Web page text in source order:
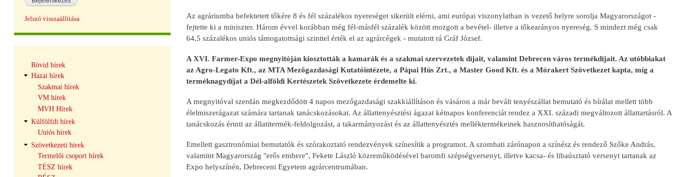
Az agráriumba befektetett tőkére 8 és fél százalékos nyereséget sikerült elérni, ami európai viszonylatban is vezető helyre sorolja Magyarországot -
fejtette ki a miniszter. Három évvel korábban még fél-másfél százalék között mozgott a bevétel- illetve a tőkearányos nyereség. S mindezt még csak
64,5 százalékos uniós támogatottsági szinttel érték el az agrárcégek - mutatott rá Gráf József.
A XVI. Farmer-Expo megnyitóján kiosztották a kamarák és a szakmai szervezetek díjait, valamint Debrecen város termékdíjait. Az utóbbiakat
az Agro-Legato Kft., az MTA Mezőgazdasági Kutatóintézete, a Pápai Hús Zrt., a Master Good Kft. és a Mórakert Szövetkezet kapta, míg a
terméknagydíjat a Dél-alföldi Kertészetek Szövetkezete érdemelte ki.
A megnyitóval szerdán megkezdődött 4 napos mezőgazdasági szakkiállításon és vásáron a már bevált tenyészállat bemutató és bírálat mellett több
élelmiszerágazat számára tartanak tanácskozásokat. Az állattenyésztési ágazat kétnapos konferenciát rendez a XXI. századi megváltozott állattartásról. A
tanácskozás érinti az állatitermék-feldolgozást, a takarmányozást és az állattenyésztés melléktermékeinek hasznosíthatóságát.
Emellett gasztronómiai bemutatók és szórakoztató rendezvények színesítik a programot. A szombati zárónapon a színész és rendező Szőke András,
valamint Magyarország "erős embere", Fekete László közreműködésével baromfi szépségversenyt, illetve kacsa- és libaúsztató versenyt tartanak az
Expo helyszínén, Debreceni Egyetem agrárcentrumában.
Jelszó visszaállítása
navigáció
Rövid hírek
Hazai hírek
Szakmai hírek
VM hírek
MVH Hírek
Külfölfdi hírek
Uniós hírek
Szövetkezeti hírek
Termelői csoport hírek
TÉSZ hírek